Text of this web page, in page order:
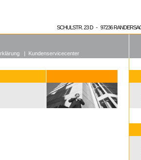
SCHULSTR. 23 D - 97236
| Kundenservicecenter